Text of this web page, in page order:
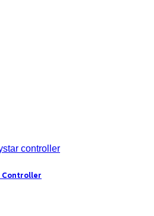
Controller